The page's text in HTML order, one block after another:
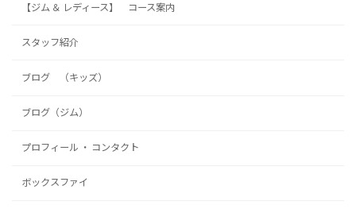
【ジム ＆ レディース】 コース案内
スタッフ紹介
ブログ （キッズ）
ブログ（ジム）
プロフィール ・ コンタクト
ボックスファイ